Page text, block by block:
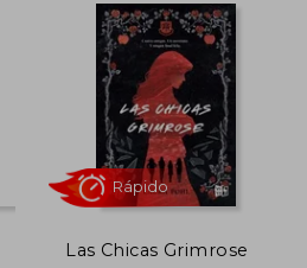
Las Chicas Grimrose